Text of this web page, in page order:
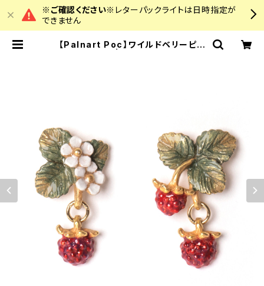
※ご確認ください※ レターパックライトは日時指定が
できません
【Palnart Poc】ワイルドベリーピア